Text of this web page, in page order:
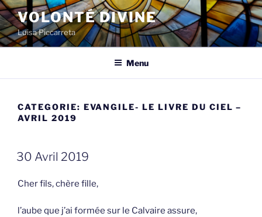
Spring
naar
de
inhoud
VOLONTÉ DIVINE
Luisa Piccarreta
Menu
CATEGORIE: EVANGILE- LE LIVRE DU CIEL –
AVRIL 2019
GEPLAATST
OP
30 Avril 2019
Cher fils, chère fille,
l’aube que j’ai formée sur le Calvaire assure,